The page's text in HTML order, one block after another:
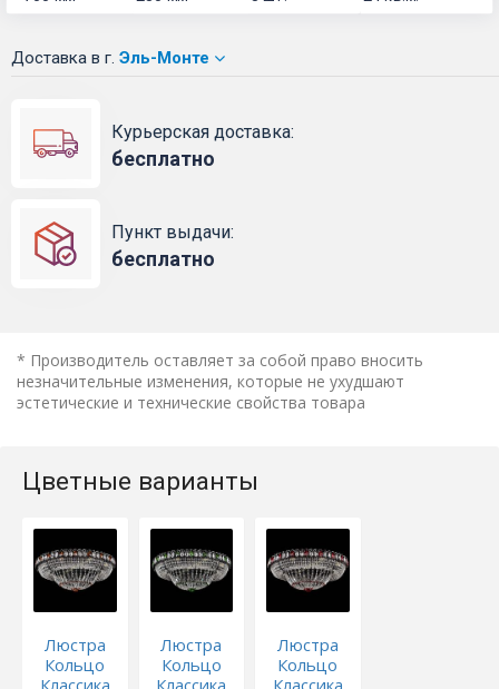
Доставка в г. Эль-Монте
Курьерская доставка:
бесплатно
Пункт выдачи:
бесплатно
* Производитель оставляет за собой право вносить
незначительные изменения, которые не ухудшают
эстетические и технические свойства товара
Цветные варианты
Люстра
Кольцо
Классика
Люстра
Кольцо
Классика
Люстра
Кольцо
Классика